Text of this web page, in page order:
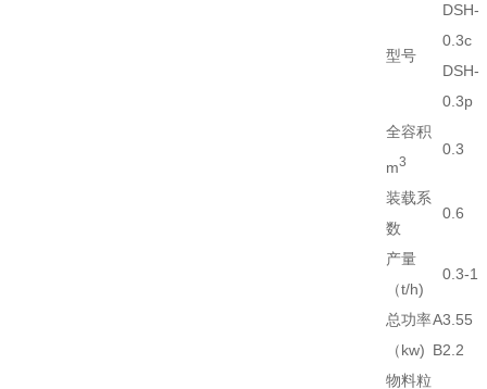
型号
DSH-
0.3c
DSH-
0.3p
全容积
m3
0.3
装载系
数
0.6
产量
（t/h)
0.3-1
总功率
（kw)
A3.55
B2.2
物料粒